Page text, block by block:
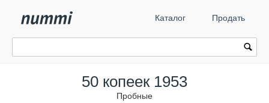
Каталог Продать
50 копеек 1953
Пробные